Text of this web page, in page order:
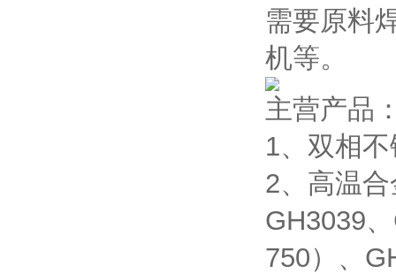
需要原料
机等。
主营产品
1、双相
2、高温
GH3039
750）、